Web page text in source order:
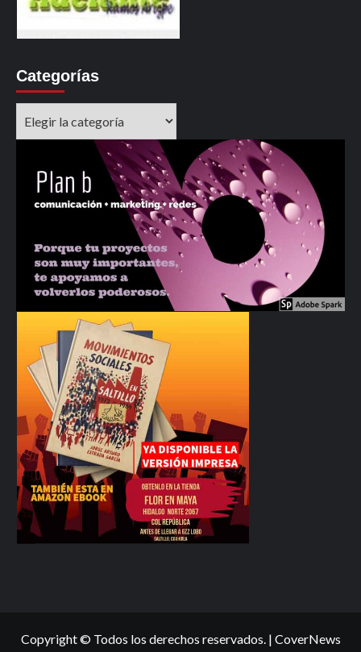
Categorías
Copyright © Todos los derechos reservados. | CoverNews